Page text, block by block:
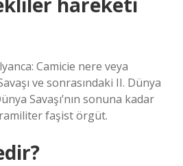
Camicie nere veya
ve sonrasındaki II. Dünya
Savaşı’nın sonuna kadar
faşist örgüt.